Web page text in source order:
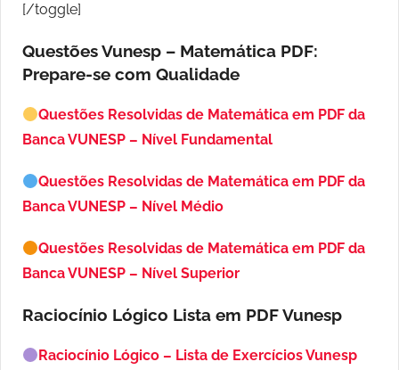
[/toggle]
Questões Vunesp – Matemática PDF:
Prepare-se com Qualidade
Questões Resolvidas de Matemática em PDF da
Banca VUNESP – Nível Fundamental
Questões Resolvidas de Matemática em PDF da
Banca VUNESP – Nível Médio
Questões Resolvidas de Matemática em PDF da
Banca VUNESP – Nível Superior
Raciocínio Lógico Lista em PDFVunesp
Raciocínio Lógico – Lista de Exercícios Vunesp